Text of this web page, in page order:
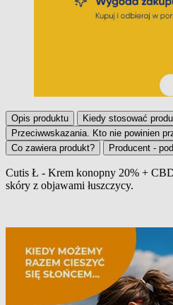
Opis produktu Kiedy stosować
Przeciwwskazania. Kto nie powinien
Co zawiera produkt?
Producent -
Opis produktu
Cutis Ł - Krem konopny 20% +
skóry z objawami łuszczycy.